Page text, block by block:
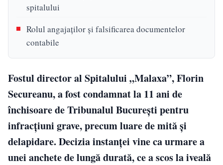
spitalului
Rolul angajaților și falsificarea documentelor
contabile
Fostul director al Spitalului „Malaxa”, Florin
Secureanu, a fost condamnat la 11 ani de
închisoare de Tribunalul București pentru
infracțiuni grave, precum luare de mită și
delapidare. Decizia instanței vine ca urmare a
unei anchete de lungă durată, ce a scos la iveală